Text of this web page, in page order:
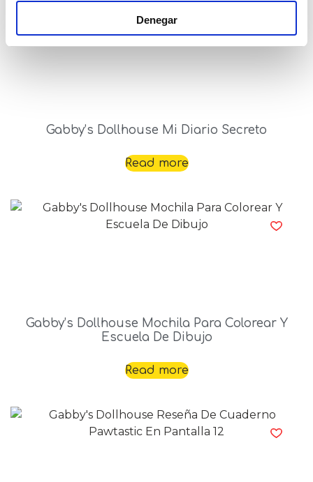
Denegar
Gabby’s Dollhouse Mi Diario Secreto
Read more
Gabby’s Dollhouse Mochila Para Colorear Y
Escuela De Dibujo
Read more